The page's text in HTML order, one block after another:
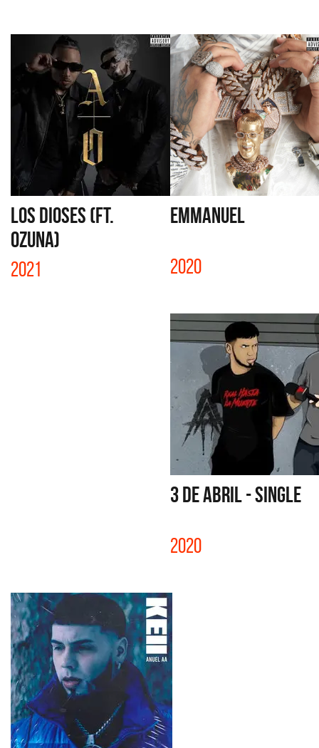
LOS DIOSES (FT.
OZUNA)
2021
EMMANUEL
2020
3 DE ABRIL - SINGLE
2020